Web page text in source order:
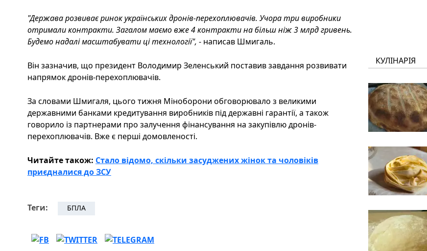
"Держава розвиває ринок українських дронів-перехоплювачів. Учора три виробники
отримали контракти. Загалом маємо вже 4 контракти на більш ніж 3 млрд гривень.
Будемо надалі масштабувати ці технології", - написав Шмигаль.
Він зазначив, що президент Володимир Зеленський поставив завдання розвивати
напрямок дронів-перехоплювачів.
За словами Шмигаля, цього тижня Міноборони обговорювало з великими
державними банками кредитування виробників під державні гарантії, а також
говорило із партнерами про залучення фінансування на закупівлю дронів-
перехоплювачів. Вже є перші домовленості.
Читайте також: Стало відомо, скільки засуджених жінок та чоловіків
приєдналися до ЗСУ
Теги: БПЛА
КУЛІНАРІЯ